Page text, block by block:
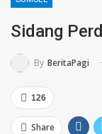
Sidang
By BeritaPagi
126
Share